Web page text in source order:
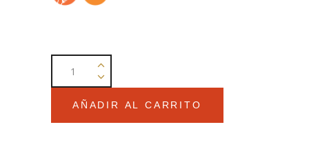
AÑADIR AL CARRITO